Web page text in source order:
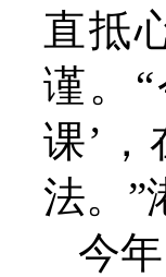
直抵
谨。
课’
法。”
今